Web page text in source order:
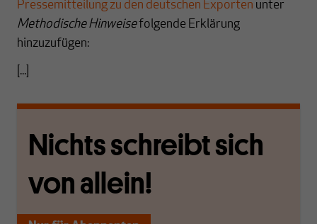
Pressemitteilung zu den deutschen Exporten unter
Methodische Hinweisefolgende Erklärung
hinzuzufügen:
[...]
Nichts schreibt sich
von allein!